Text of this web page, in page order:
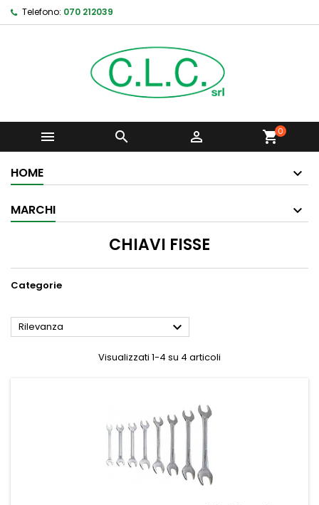
Telefono: 070 212039
   shopping_cart0
HOME
MARCHI
CHIAVI FISSE
Categorie
Rilevanza 
Visualizzati 1-4 su 4 articoli